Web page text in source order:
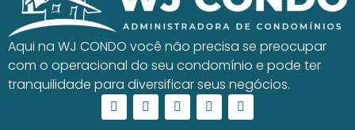
Aqui na WJ CONDO você não precisa se preocupar
com o operacional do seu condomínio e pode ter
tranquilidade para diversificar seus negócios.